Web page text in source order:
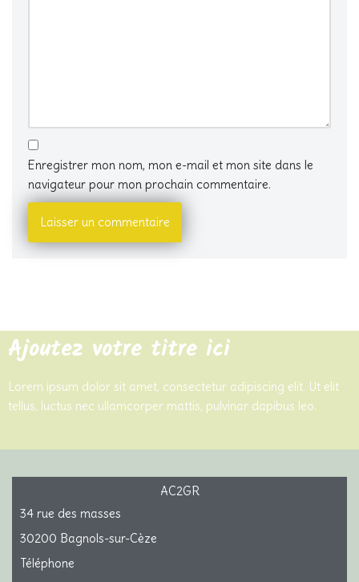
Enregistrer mon nom, mon e-mail et mon site dans le
navigateur pour mon prochain commentaire.
Ajoutez votre titre ici
Lorem ipsum dolor sit amet, consectetur adipiscing elit. Ut elit
tellus, luctus nec ullamcorper mattis, pulvinar dapibus leo.
AC2GR
34 rue des masses
30200 Bagnols-sur-Cèze
Téléphone